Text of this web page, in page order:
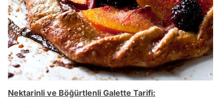
Nektarinli ve Böğürtlenli Galette Tarifi: